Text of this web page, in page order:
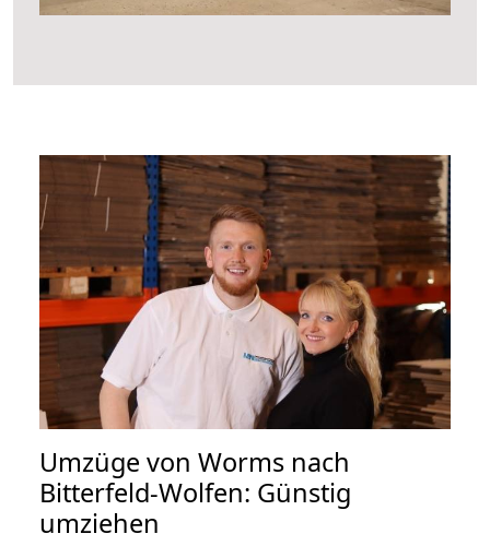
Umzüge von Worms nach
Bitterfeld-Wolfen: Günstig
umziehen